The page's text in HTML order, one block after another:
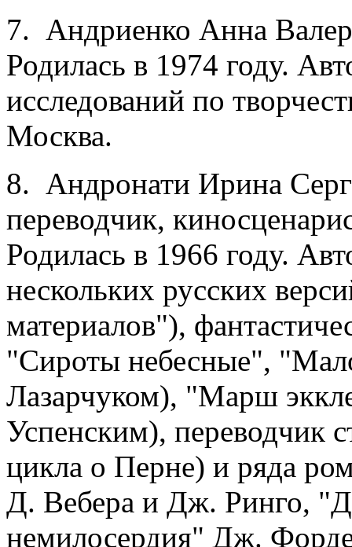
7. Андриенко Анна
Родилась в 1974 году.
исследований по
Москва.
8. Андронати Ирина
переводчик,
Родилась в 1966 году.
нескольких русских
материалов"),
"Сироты небесные",
Лазарчуком), "Марш
Успенским), переводчик
цикла о Перне) и ряда
Д. Вебера и Дж. Ринго,
немилосердия" Дж.